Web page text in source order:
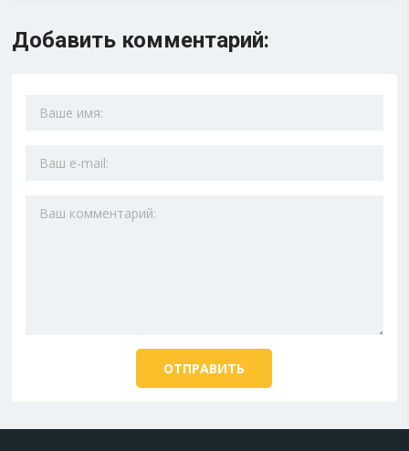
Добавить комментарий: